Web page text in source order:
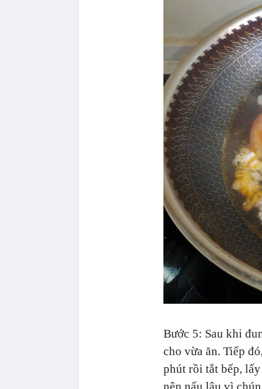
Bước 5: Sau khi
cho vừa ăn. Tiếp
phút rồi tắt bếp,